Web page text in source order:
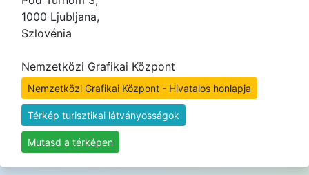
1000 Ljubljana,
Szlovénia
Nemzetközi Grafikai Központ
Nemzetközi Grafikai Központ - Hivatalos honlapja
Térkép turisztikai látványosságok
Mutasd a térképen